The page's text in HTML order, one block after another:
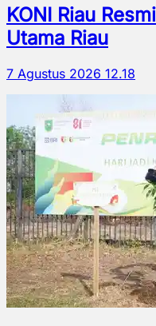
KONI Riau
Utama Riau
7 Agustus 2026 12.18